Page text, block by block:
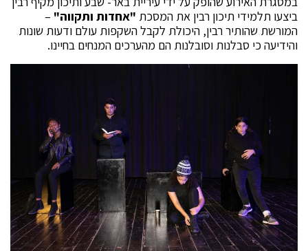
ביצעו תלמידי תיכון רבין את המסכת "אחדות ותקווה"–
המורשת שהותיר רבין, היכולת לקבל השקפות עולם ודעות שונות
והידיעה כי סבלנות וסובלנות הם מהערכים המנחים בחיינו.